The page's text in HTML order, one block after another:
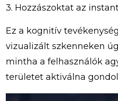
3. Hozzászoktat az
Ez a kognitív
vizualizált szkenneken
mintha a felhasználók
területet aktiválna